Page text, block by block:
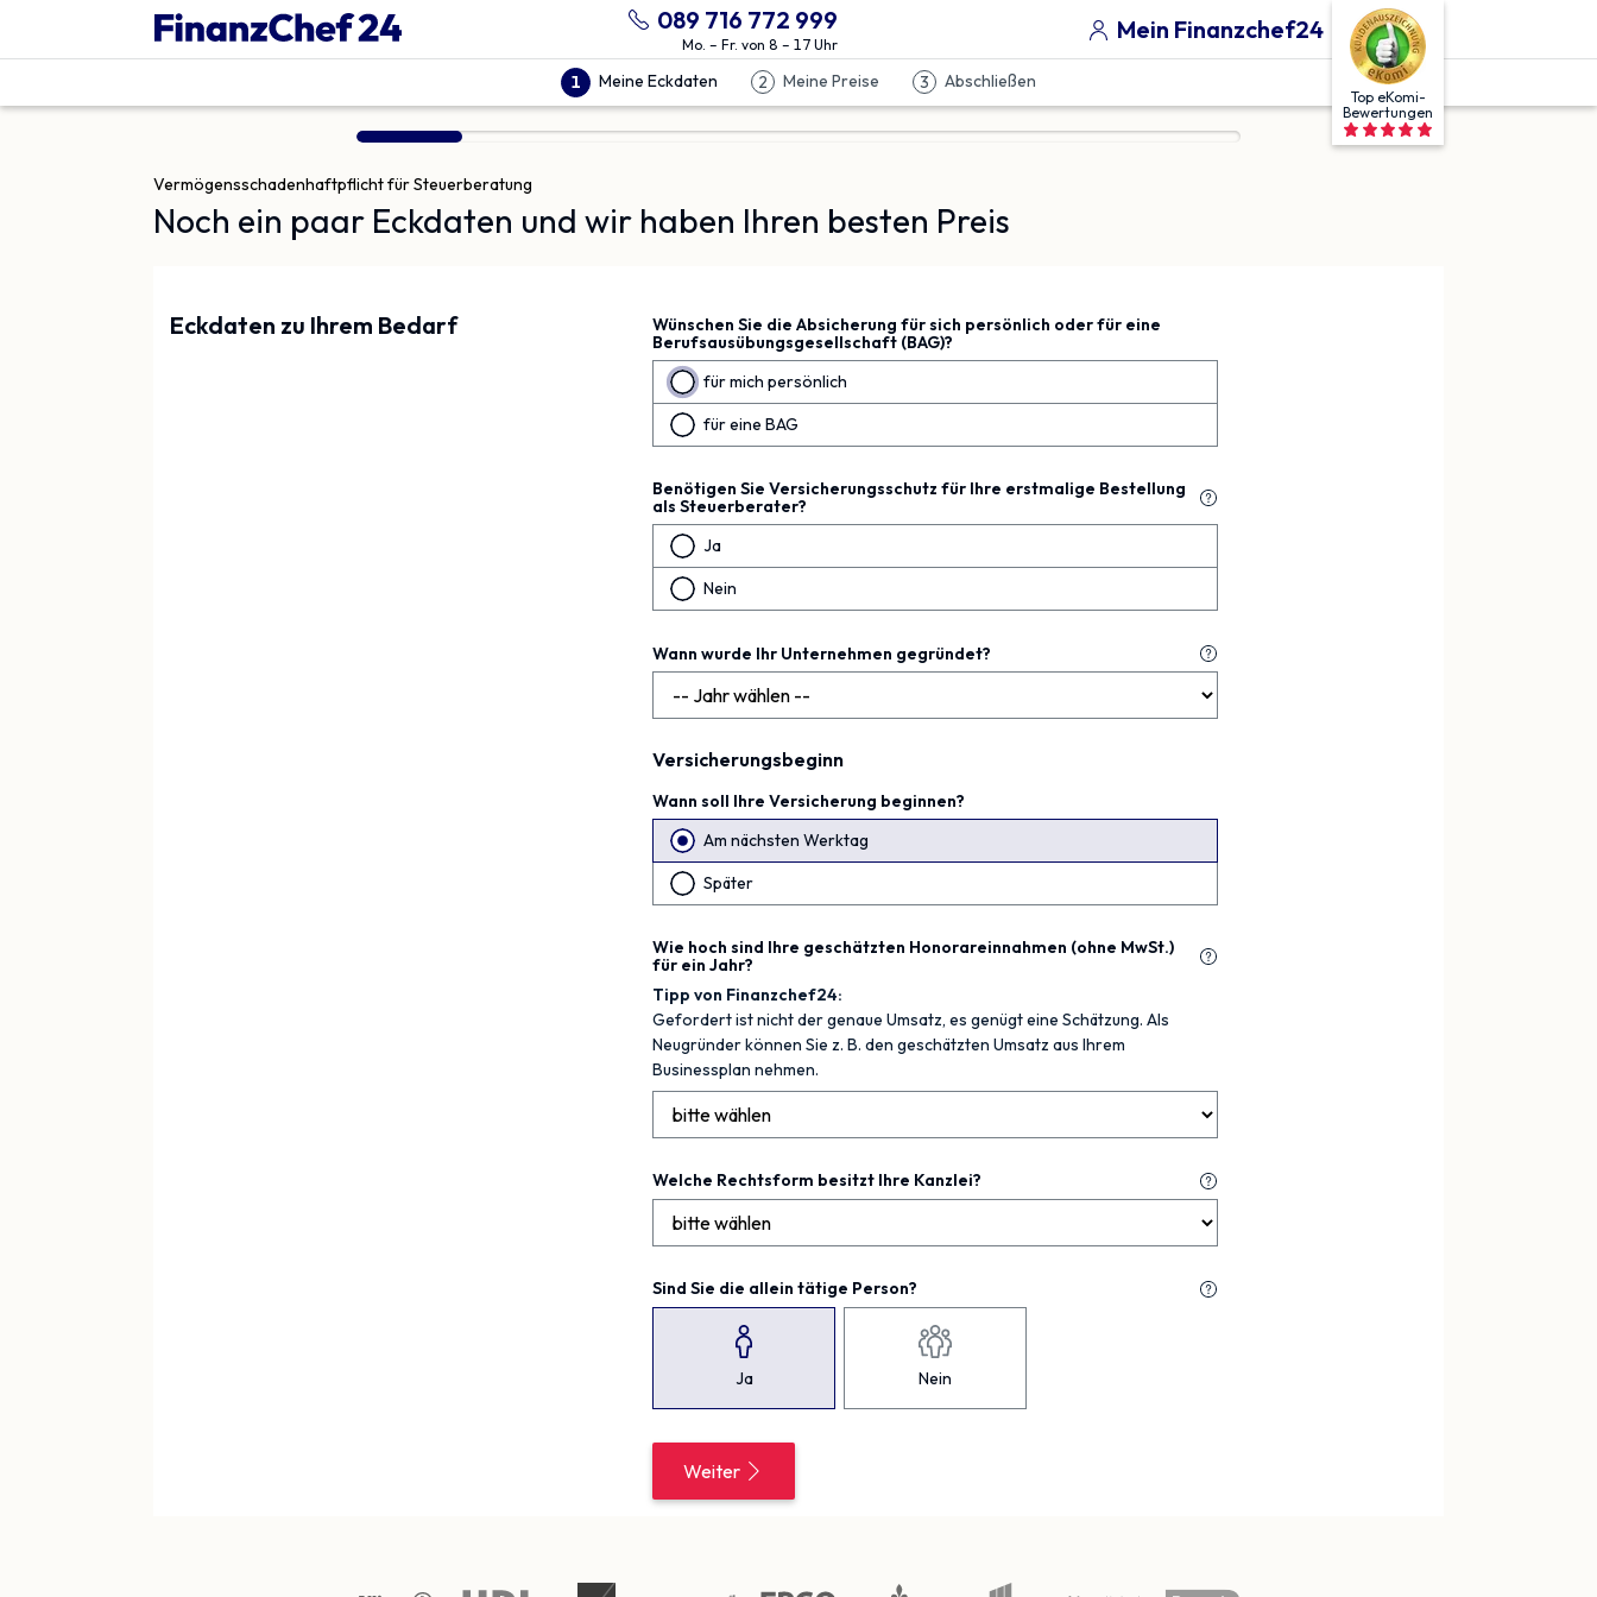
Top eKomi-
Bewertungen
089 716 772 999
Mo. – Fr. von 8 – 17 Uhr Mein Finanzchef24
1 Meine Eckdaten 2 Meine Preise 3 Abschließen
Vermögens­schaden­haftpflicht für Steuerberatung
Noch ein paar Eckdaten und wir haben Ihren besten Preis
Eckdaten zu Ihrem Bedarf
Wünschen Sie die Absicherung für sich persönlich oder für eine
Berufsausübungsgesellschaft (BAG)?
für mich persönlich
für eine BAG
Benötigen Sie Versicherungsschutz für Ihre erstmalige Bestellung
als Steuerberater?
Ja
Nein
Wann wurde Ihr Unternehmen gegründet?
Versicherungsbeginn
Wann soll Ihre Versicherung beginnen?
Am nächsten Werktag
Später
Wie hoch sind Ihre geschätzten Honorareinnahmen (ohne MwSt.)
für ein Jahr?
Tipp von Finanzchef24:
Gefordert ist nicht der genaue Umsatz, es genügt eine Schätzung. Als
Neugründer können Sie z. B. den geschätzten Umsatz aus Ihrem
Businessplan nehmen.
Welche Rechtsform besitzt Ihre Kanzlei?
Sind Sie die allein tätige Person?
Ja Nein
Weiter